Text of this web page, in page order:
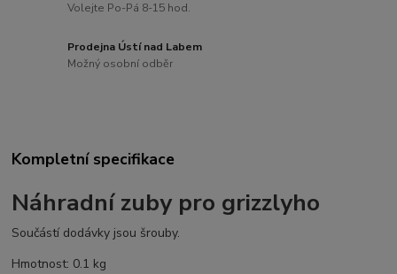
Volejte Po-Pá 8-15 hod.
Prodejna Ústí nad Labem
Možný osobní odběr
Kompletní specifikace
Náhradní zuby pro grizzlyho
Součástí dodávky jsou šrouby.
Hmotnost: 0.1 kg